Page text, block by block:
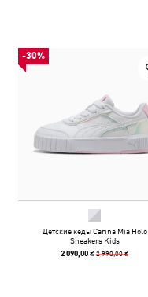
-30%
Детские кеды Carina Mia Holo
Sneakers Kids
2 090,00 ₴2 990,00 ₴